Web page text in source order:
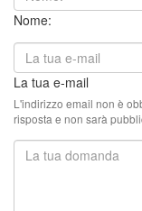
Nome:
La tua e-mail
L'indirizzo email non è
risposta e non sarà